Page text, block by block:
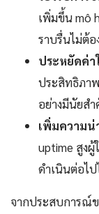
เพิ่มขึ้น mô
ราบรื่นไม่ต้
ประหยัดค่า
ประสิทธิภา
อย่างมีนัยส
เพิ่มความน่
uptime สูง
ดำเนินต่อไป
จากประสบการณ์ข